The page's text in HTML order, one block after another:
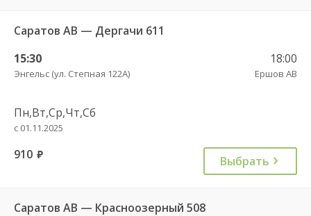
Саратов АВ — Дергачи 611
15:30
Энгельс (ул. Степная 122А)
18:00
Ершов АВ
Пн,Вт,Ср,Чт,Сб
с 01.11.2025
910 руб. Выбрать
Саратов АВ — Красноозерный 508